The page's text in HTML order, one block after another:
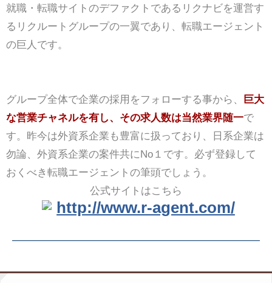
就職・転職サイトのデファクトであるリクナビを運営す
るリクルートグループの一翼であり、転職エージェント
の巨人です。
グループ全体で企業の採用をフォローする事から、
巨大
な営業チャネルを有し、その求人数は当然業界随一で
す。昨今は外資系企業も豊富に扱っており、日系企業は
勿論、外資系企業の案件共にNo１です。必ず登録して
おくべき転職エージェントの筆頭でしょう。
公式サイトはこちら
http://www.r-agent.com/